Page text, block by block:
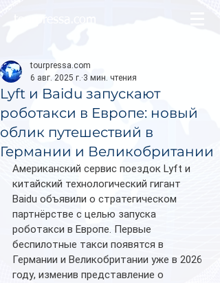
Lyft и Baidu запускают
роботакси в Европе: новый
облик путешествий в
Германии и Великобритании
tourpressa.com
6 авг. 2025 г. 3 мин. чтения
Американский сервис поездок Lyft и
китайский технологический гигант
Baidu объявили о стратегическом
партнёрстве с целью запуска
роботакси в Европе. Первые
беспилотные такси появятся в
Германии и Великобритании уже в 2026
году, изменив представление о